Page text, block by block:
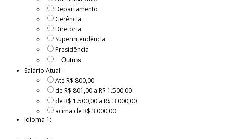
Departamento
Gerência
Diretoria
Superintendência
Presidência
Salário Atual:
Até R$ 800,00
de R$ 801,00 a R$ 1.500,00
de R$ 1.500,00 a R$ 3.000,00
acima de R$ 3.000,00
Idioma 1: